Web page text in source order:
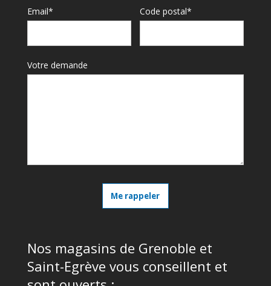
Email* Code postal*
Votre demande
Me rappeler
Nos magasins de Grenoble et
Saint-Egrève vous conseillent et